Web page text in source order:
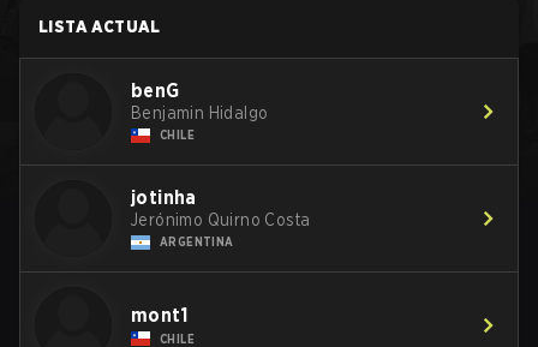
LISTA ACTUAL
benG
Benjamin Hidalgo
CHILE
jotinha
Jerónimo Quirno Costa
ARGENTINA
mont1
CHILE